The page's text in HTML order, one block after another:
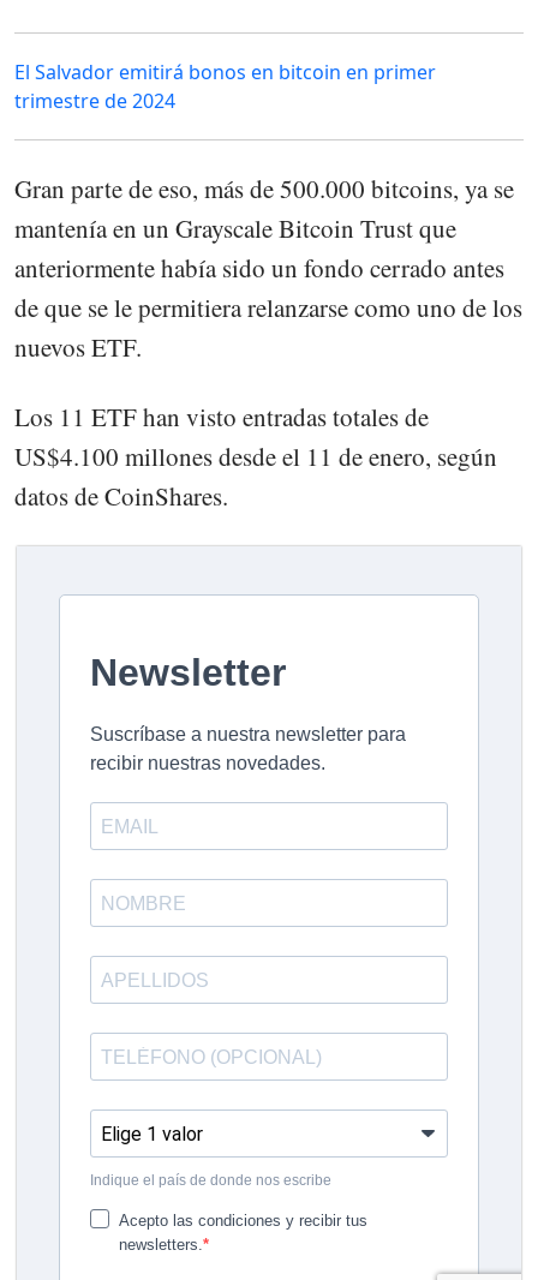
El Salvador emitirá bonos en bitcoin en primer
trimestre de 2024
Gran parte de eso, más de 500.000 bitcoins, ya se
mantenía en un Grayscale Bitcoin Trust que
anteriormente había sido un fondo cerrado antes
de que se le permitiera relanzarse como uno de los
nuevos ETF.
Los 11 ETF han visto entradas totales de
US$4.100 millones desde el 11 de enero, según
datos de CoinShares.